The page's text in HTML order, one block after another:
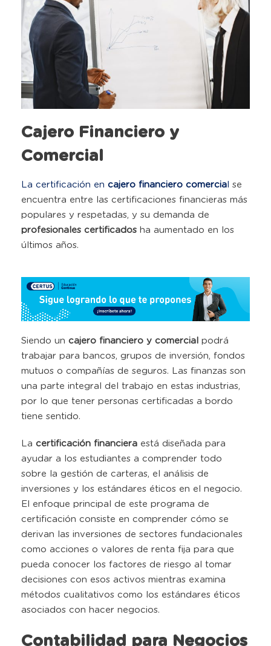
Cajero Financiero y
Comercial
La certificación en cajero financiero comercial se
encuentra entre las certificaciones financieras más
populares y respetadas, y su demanda de
profesionales certificados ha aumentado en los
últimos años.
Siendo un cajero financiero y comercial podrá
trabajar para bancos, grupos de inversión, fondos
mutuos o compañías de seguros. Las finanzas son
una parte integral del trabajo en estas industrias,
por lo que tener personas certificadas a bordo
tiene sentido.
La certificación financiera está diseñada para
ayudar a los estudiantes a comprender todo
sobre la gestión de carteras, el análisis de
inversiones y los estándares éticos en el negocio.
El enfoque principal de este programa de
certificación consiste en comprender cómo se
derivan las inversiones de sectores fundacionales
como acciones o valores de renta fija para que
pueda conocer los factores de riesgo al tomar
decisiones con esos activos mientras examina
métodos cualitativos como los estándares éticos
asociados con hacer negocios.
Contabilidad para Negocios